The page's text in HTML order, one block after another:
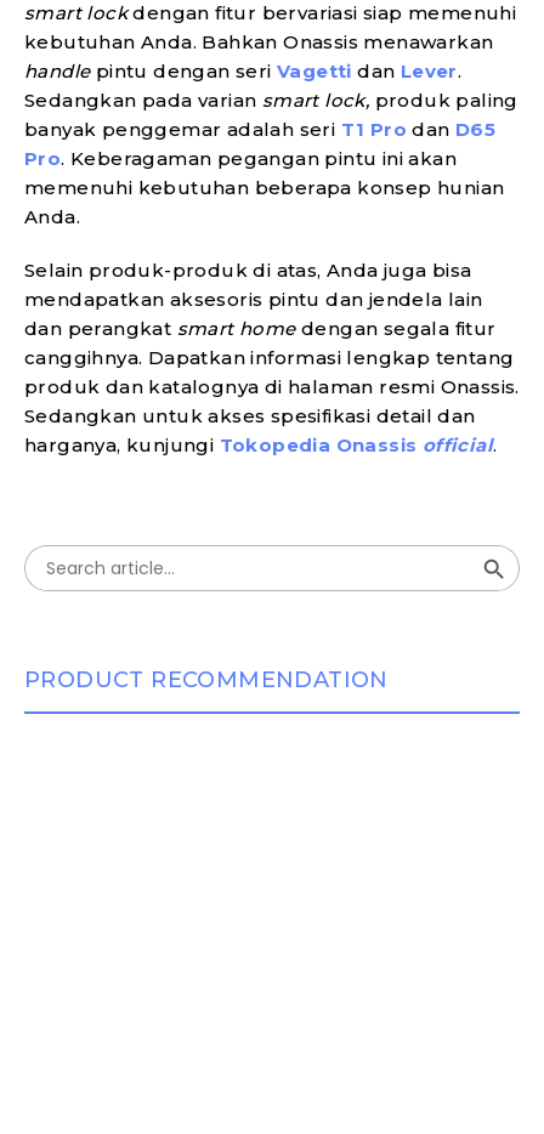
smart lockdengan fitur bervariasi siap memenuhi
kebutuhan Anda. Bahkan Onassis menawarkan
handle pintu dengan seriVagetti dan Lever.
Sedangkan pada varian smart lock, produk paling
banyak penggemar adalah seri T1 Pro dan D65
Pro. Keberagaman pegangan pintu ini akan
memenuhi kebutuhan beberapa konsep hunian
Anda.
Selain produk-produk di atas, Anda juga bisa
mendapatkan aksesoris pintu dan jendela lain
dan perangkat smart homedengan segala fitur
canggihnya. Dapatkan informasi lengkap tentang
produk dan katalognya di halaman resmi Onassis.
Sedangkan untuk akses spesifikasi detail dan
harganya, kunjungi Tokopedia Onassis official.
Search
for:
Search Button
PRODUCT RECOMMENDATION